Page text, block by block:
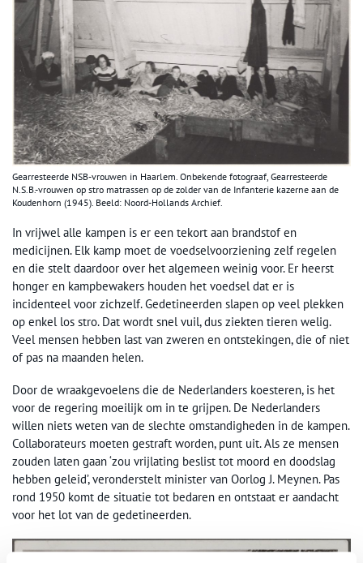
Gearresteerde NSB-vrouwen in Haarlem. Onbekende fotograaf, Gearresteerde
N.S.B.-vrouwen op stro matrassen op de zolder van de Infanterie kazerne aan de
Koudenhorn (1945). Beeld: Noord-Hollands Archief.
In vrijwel alle kampen is er een tekort aan brandstof en
medicijnen. Elk kamp moet de voedselvoorziening zelf regelen
en die stelt daardoor over het algemeen weinig voor. Er heerst
honger en kampbewakers houden het voedsel dat er is
incidenteel voor zichzelf. Gedetineerden slapen op veel plekken
op enkel los stro. Dat wordt snel vuil, dus ziekten tieren welig.
Veel mensen hebben last van zweren en ontstekingen, die of niet
of pas na maanden helen.
Door de wraakgevoelens die de Nederlanders koesteren, is het
voor de regering moeilijk om in te grijpen. De Nederlanders
willen niets weten van de slechte omstandigheden in de kampen.
Collaborateurs moeten gestraft worden, punt uit. Als ze mensen
zouden laten gaan ‘zou vrijlating beslist tot moord en doodslag
hebben geleid’, veronderstelt minister van Oorlog J. Meynen. Pas
rond 1950 komt de situatie tot bedaren en ontstaat er aandacht
voor het lot van de gedetineerden.